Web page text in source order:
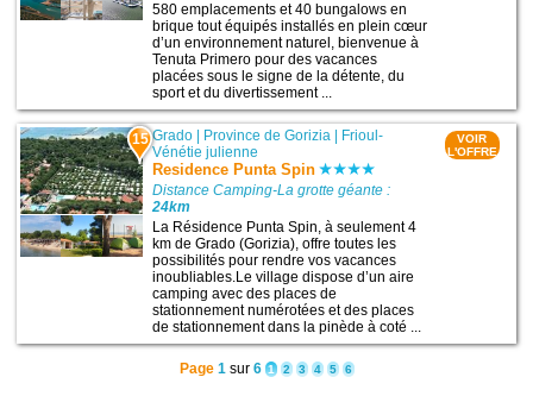
580 emplacements et 40 bungalows en
brique tout équipés installés en plein cœur
d’un environnement naturel, bienvenue à
Tenuta Primero pour des vacances
placées sous le signe de la détente, du
sport et du divertissement ...
15 Grado Province de Gorizia
Frioul-
Vénétie julienne
Residence Punta Spin
Distance Camping-La grotte géante :
24km
La Résidence Punta Spin, à seulement 4
km de Grado (Gorizia), offre toutes les
possibilités pour rendre vos vacances
inoubliables.Le village dispose d’un aire
camping avec des places de
stationnement numérotées et des places
de stationnement dans la pinède à coté ...
VOIR
L'OFFRE
Page 1sur 6 1 2 3 4 5 6